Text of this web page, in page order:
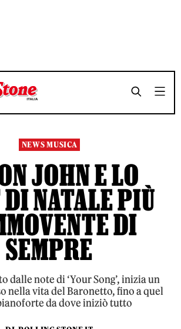
3 MINUTI SHARE
3 MINUTI SHARE
NEWS MUSICA
JOHN E LO
NATALE PIÙ
DI
SEMPRE
dalle note di ‘Your Song’, inizia un
nella vita del Baronetto, fino a quel
da dove iniziò tutto